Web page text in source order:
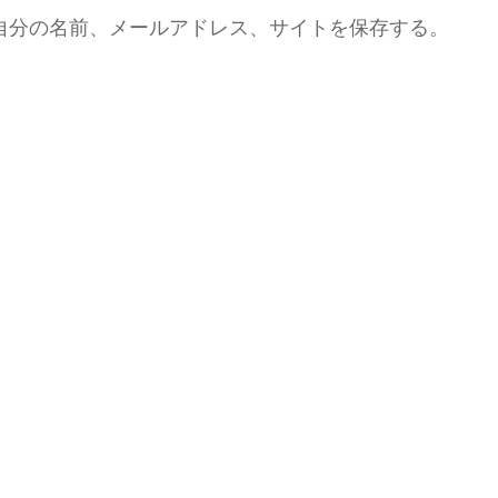
の名前、メールアドレス、サイトを保存する。